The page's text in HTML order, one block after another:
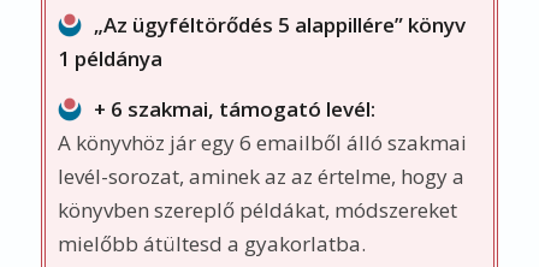
+ 1500 Ft postaköltség